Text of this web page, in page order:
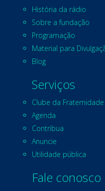
História da rádio
Sobre a fundação
Programação
Material para
Blog
Serviços
Clube da Fraternidade
Agenda
Contribua
Anuncie
Utilidade pública
Fale conosco